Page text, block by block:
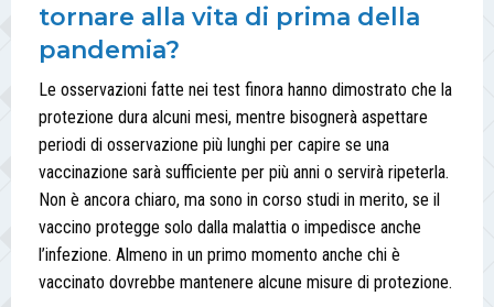
tornare alla vita di prima della
pandemia?
Le osservazioni fatte nei test finora hanno dimostrato che la
protezione dura alcuni mesi, mentre bisognerà aspettare
periodi di osservazione più lunghi per capire se una
vaccinazione sarà sufficiente per più anni o servirà ripeterla.
Non è ancora chiaro, ma sono in corso studi in merito, se il
vaccino protegge solo dalla malattia o impedisce anche
l’infezione. Almeno in un primo momento anche chi è
vaccinato dovrebbe mantenere alcune misure di protezione.